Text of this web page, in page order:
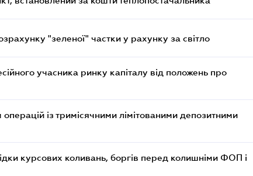
"зеленої" частки у рахунку за світло
учасника ринку капіталу від положень про
із тримісячними лімітованими депозитними
курсових коливань, боргів перед колишніми ФОП і